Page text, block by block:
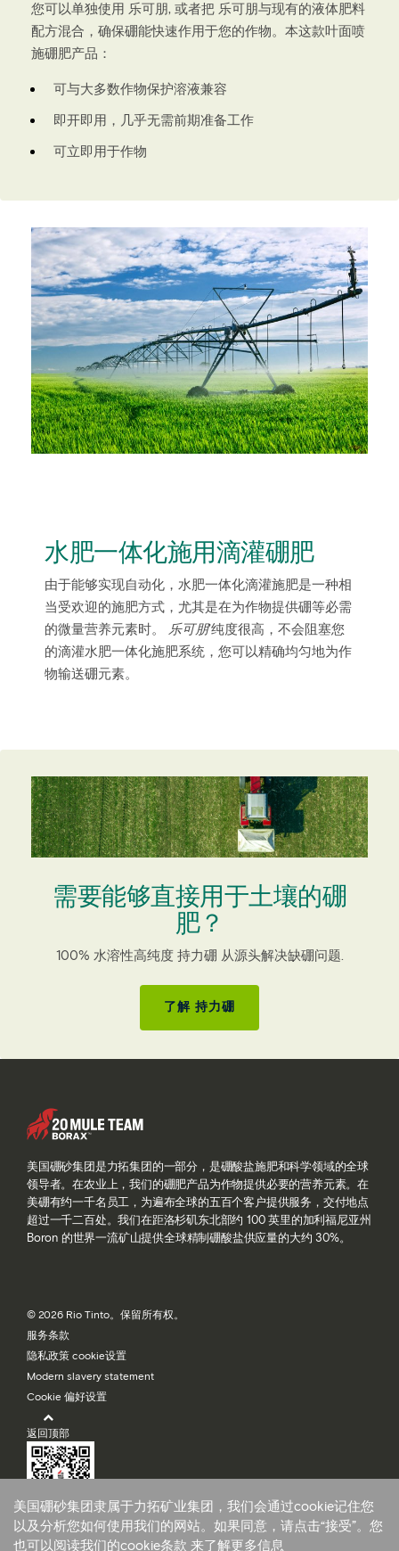
您可以单独使用 乐可朋, 或者把 乐可朋与现有的液体肥料
配方混合，确保硼能快速作用于您的作物。本这款叶面喷
施硼肥产品：
可与大多数作物保护溶液兼容
即开即用，几乎无需前期准备工作
可立即用于作物
水肥一体化施用滴灌硼肥
由于能够实现自动化，水肥一体化滴灌施肥是一种相
当受欢迎的施肥方式，尤其是在为作物提供硼等必需
的微量营养元素时。 乐可朋’纯度很高，不会阻塞您
的滴灌水肥一体化施肥系统，您可以精确均匀地为作
物输送硼元素。
需要能够直接用于土壤的硼
肥？
100% 水溶性高纯度 持力硼 从源头解决缺硼问题.
了解 持力硼
美国硼砂集团是力拓集团的一部分，是硼酸盐施肥和科学领域的全球
领导者。在农业上，我们的硼肥产品为作物提供必要的营养元素。在
美硼有约一千名员工，为遍布全球的五百个客户提供服务，交付地点
超过一千二百处。我们在距洛杉矶东北部约 100 英里的加利福尼亚州
Boron 的世界一流矿山提供全球精制硼酸盐供应量的大约 30%。
© 2026 Rio Tinto。保留所有权。
服务条款
隐私政策 cookie设置
Modern slavery statement
Cookie 偏好设置
返回顶部
美国硼砂集团
美国硼砂集团隶属于力拓矿业集团，我们会通过cookie记住您
以及分析您如何使用我们的网站。如果同意，请点击“接受”。您
也可以阅读我们的cookie条款 来了解更多信息